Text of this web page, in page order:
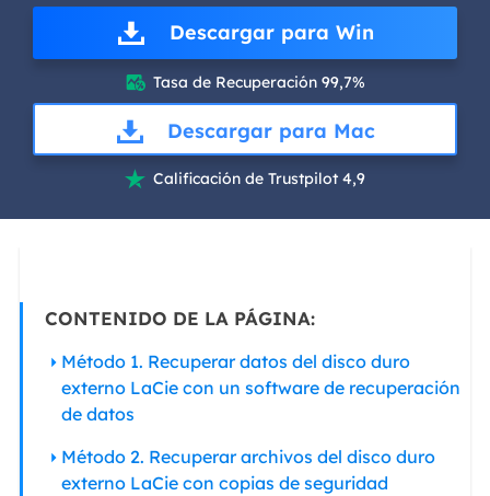
Descargar para Win
 Tasa de Recuperación 99,7%
Descargar para Mac
 Calificación de Trustpilot 4,9
CONTENIDO DE LA PÁGINA:
Método 1. Recuperar datos del disco duro
externo LaCie con un software de recuperación
de datos
Método 2. Recuperar archivos del disco duro
externo LaCie con copias de seguridad